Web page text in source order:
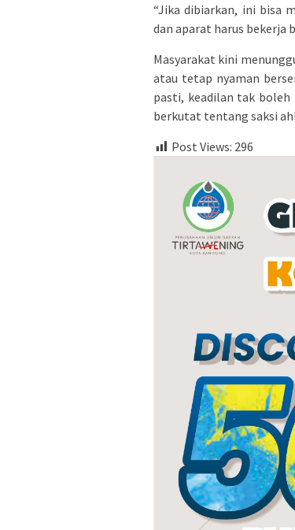
“Jika dibiarkan, ini bisa
dan aparat harus bekerja
Masyarakat kini
atau tetap nyaman
pasti, keadilan tak boleh
berkutat tentang saksi
Post Views: 296